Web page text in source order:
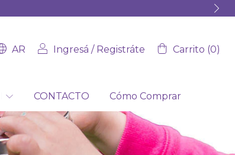
AR Ingresá / Registráte Carrito (0)
CONTACTO Cómo Comprar